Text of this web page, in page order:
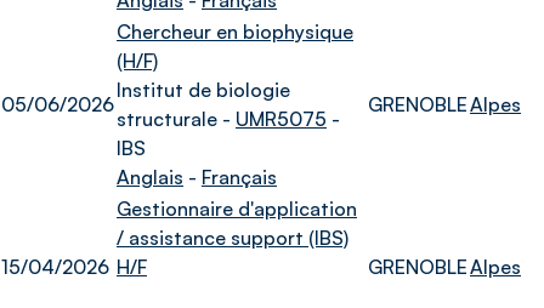
05/06/2026
Chercheur en biophysique
(H/F)
Institut de biologie
structurale - UMR5075 -
IBS
Anglais - Français
GRENOBLEAlpes
15/04/2026
Gestionnaire d'application
/ assistance support (IBS)
H/F
GRENOBLEAlpes